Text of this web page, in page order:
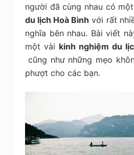
người đã cùng nhau có
du lịch Hoà Bình với rất
nghĩa bên nhau. Bài viết
một vài kinh nghiệm du
cũng như những mẹo
phượt cho các bạn.